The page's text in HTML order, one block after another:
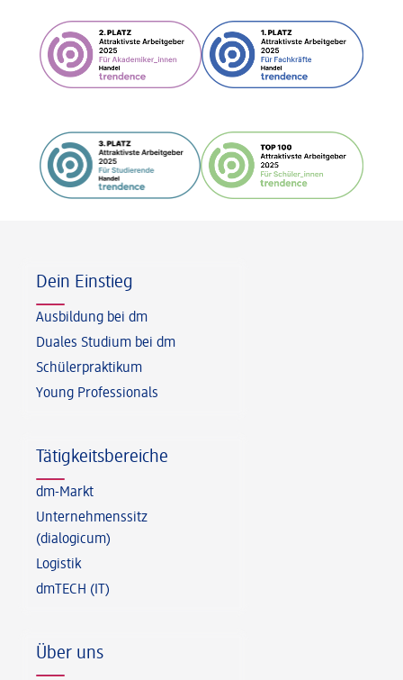
Dein Einstieg
Ausbildung bei dm
Duales Studium bei dm
Schülerpraktikum
Young Professionals
Tätigkeitsbereiche
dm-Markt
Unternehmenssitz
(dialogicum)
Logistik
dmTECH (IT)
Über uns